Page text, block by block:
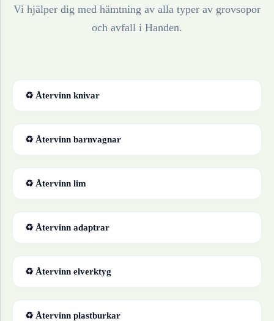
Vi hjälper dig med hämtning av alla typer av grovsopor
och avfall i Handen.
♻ Återvinn knivar
♻ Återvinn barnvagnar
♻ Återvinn lim
♻ Återvinn adaptrar
♻ Återvinn elverktyg
♻ Återvinn plastburkar